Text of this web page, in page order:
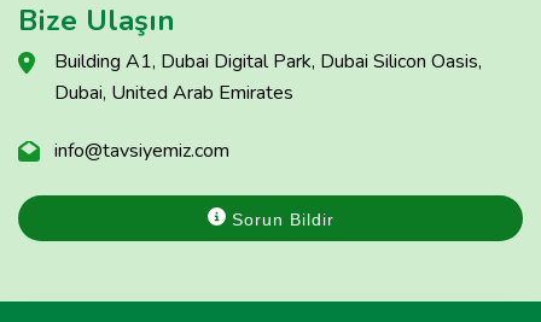
Bize Ulaşın
Building A1, Dubai Digital Park, Dubai Silicon Oasis,
Dubai, United Arab Emirates
info@tavsiyemiz.com
Sorun Bildir